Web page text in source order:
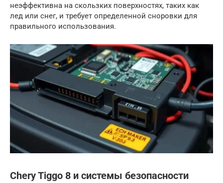
неэффективна на скользких поверхностях, таких как
лед или снег, и требует определенной сноровки для
правильного использования.
Chery Tiggo 8 и системы безопасности